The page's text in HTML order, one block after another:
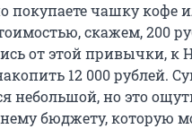
покупаете чашку кофе
скажем, 200
от этой привычки, к
12 000 рублей.
небольшой, но это
бюджету, которую